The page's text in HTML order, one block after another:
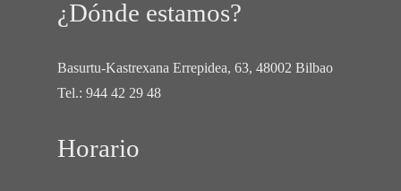
¿Dónde estamos?
Basurtu-Kastrexana Errepidea, 63, 48002 Bilbao
Tel.: 944 42 29 48
Horario